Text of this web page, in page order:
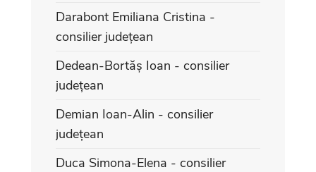
Darabont Emiliana Cristina -
consilier județean
Dedean-Bortăș Ioan - consilier
județean
Demian Ioan-Alin - consilier
județean
Duca Simona-Elena - consilier